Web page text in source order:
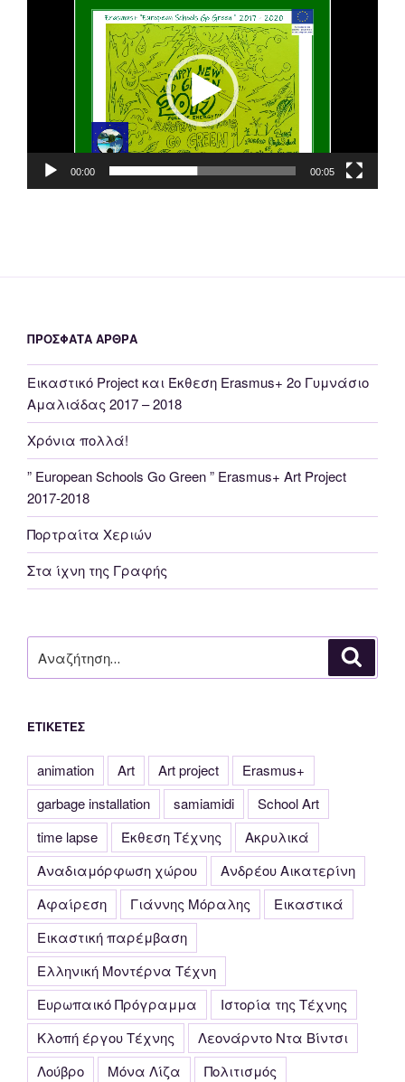
Αναπαραγωγής
00:00 00:05
ΠΡΌΣΦΑΤΑ ΆΡΘΡΑ
Εικαστικό Project και Έκθεση Erasmus+ 2o Γυμνάσιο
Αμαλιάδας 2017 – 2018
Χρόνια πολλά!
” European Schools Go Green ” Erasmus+ Αrt Project
2017-2018
Πορτραίτα Χεριών
Στα ίχνη της Γραφής
για:
ΕΤΙΚΈΤΕΣ
animation Art Art project
Erasmus+
garbage installation
samiamidi
School Art
time lapse
Έκθεση Τέχνης
Ακρυλικά
Αναδιαμόρφωση χώρου
Ανδρέου Αικατερίνη
Αφαίρεση
Γιάννης Μόραλης
Εικαστικά
Εικαστική παρέμβαση
Ελληνική Μοντέρνα Τέχνη
Ευρωπαικό Πρόγραμμα
Ιστορία της Τέχνης
Κλοπή έργου Τέχνης
Λεονάρντο Ντα Βίντσι
Λούβρο
Μόνα Λίζα Πολιτισμός